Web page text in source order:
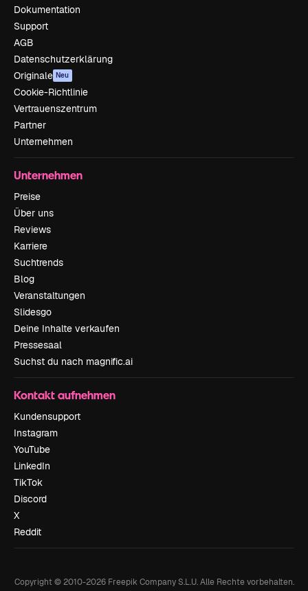
Dokumentation
Support
AGB
Datenschutzerklärung
Originale Neu
Cookie-Richtlinie
Vertrauenszentrum
Partner
Unternehmen
Unternehmen
Preise
Über uns
Reviews
Karriere
Suchtrends
Blog
Veranstaltungen
Slidesgo
Deine Inhalte verkaufen
Pressesaal
Suchst du nach magnific.ai
Kontakt aufnehmen
Kundensupport
Instagram
YouTube
LinkedIn
TikTok
Discord
X
Reddit
Copyright © 2010-2026Freepik Company S.L.U. Alle Rechte vorbehalten.